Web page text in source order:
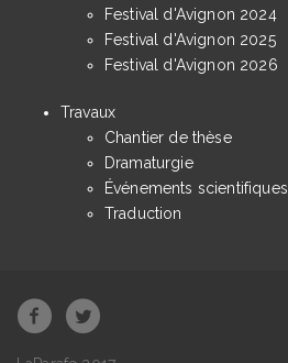
Festival d'Avignon 2024
Festival d'Avignon 2025
Festival d'Avignon 2026
Travaux
Chantier de thèse
Dramaturgie
Événements scientifiques
Traduction